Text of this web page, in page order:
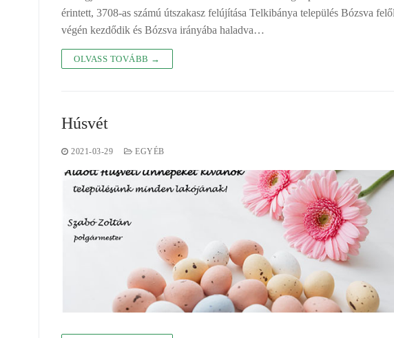
érintett, 3708-as számú útszakasz felújítása Telkibánya település Bózsva
végén kezdődik és Bózsva irányába haladva…
OLVASS TOVÁBB →
Húsvét
2021-03-29 EGYÉB